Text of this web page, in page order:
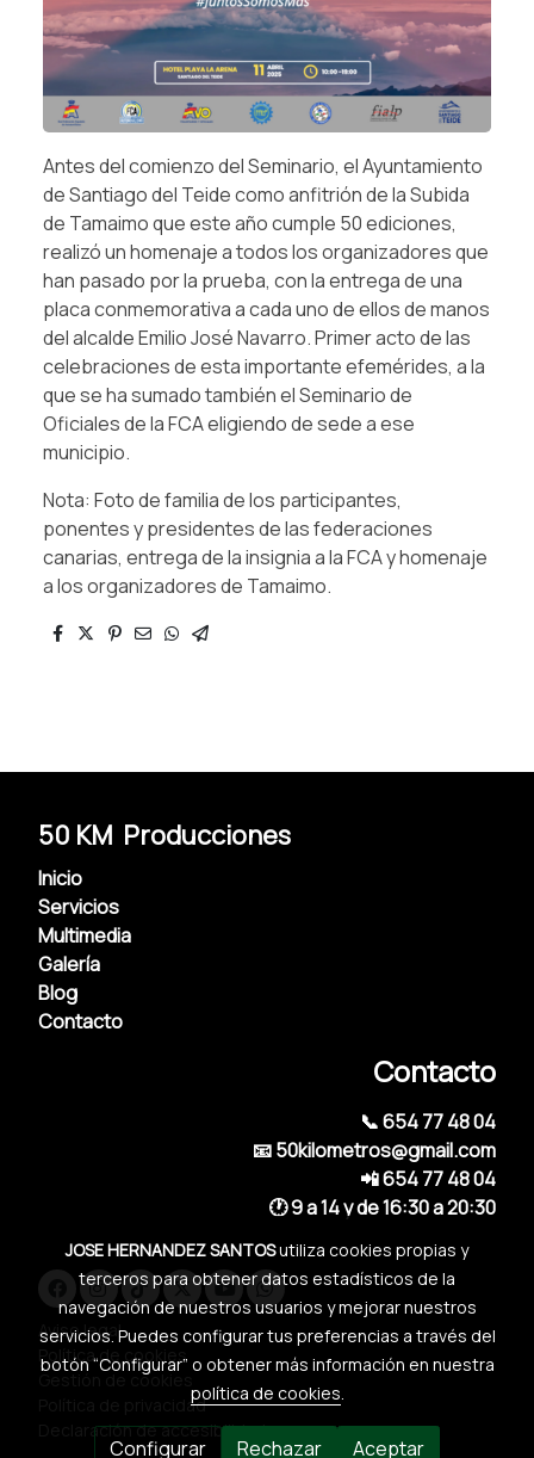
Antes del comienzo del Seminario, el Ayuntamiento
de Santiago del Teide como anfitrión de la Subida
de Tamaimo que este año cumple 50 ediciones,
realizó un homenaje a todos los organizadores que
han pasado por la prueba, con la entrega de una
placa conmemorativa a cada uno de ellos de manos
del alcalde Emilio José Navarro. Primer acto de las
celebraciones de esta importante efemérides, a la
que se ha sumado también el Seminario de
Oficiales de la FCA eligiendo de sede a ese
municipio.
Nota: Foto de familia de los participantes,
ponentes y presidentes de las federaciones
canarias, entrega de la insignia a la FCA y homenaje
a los organizadores de Tamaimo.
50 KM Producciones
Inicio
Servicios
Multimedia
Galería
Blog
Contacto
Contacto
📞 654 77 48 04
📧 50kilometros@gmail.com
📲 654 77 48 04
🕐 9 a 14 y de 16:30 a 20:30
Aviso legal
Política de cookies
Gestión de cookies
Política de privacidad
Declaración de accesibilidad
JOSE HERNANDEZ SANTOSutiliza cookies propias y
terceros para obtener datos estadísticos de la
navegación de nuestros usuarios y mejorar nuestros
servicios. Puedes configurar tus preferencias a través del
botón “Configurar” o obtener más información en nuestra
política de cookies.
Configurar Rechazar Aceptar